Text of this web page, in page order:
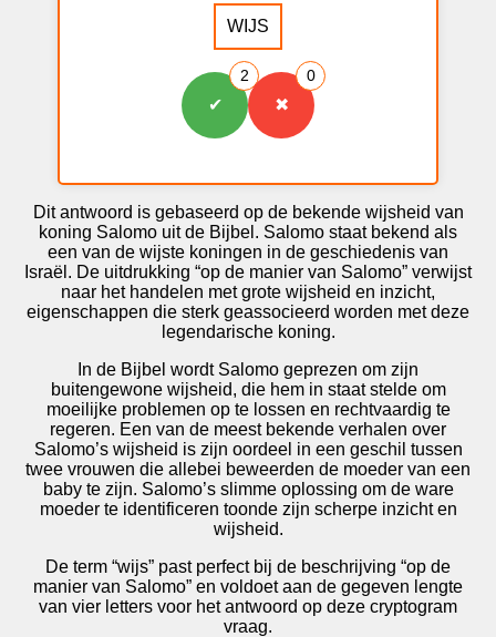
WIJS
2
✔
0
✖
Dit antwoord is gebaseerd op de bekende wijsheid van
koning Salomo uit de Bijbel. Salomo staat bekend als
een van de wijste koningen in de geschiedenis van
Israël . De uitdrukking “op de manier van Salomo” verwijst
naar het handelen met grote wijsheid en inzicht,
eigenschappen die sterk geassocieerd worden met deze
legendarische koning.
In de Bijbel wordt Salomo geprezen om zijn
buitengewone wijsheid, die hem in staat stelde om
moeilijke problemen op te lossen en rechtvaardig te
regeren. Een van de meest bekende verhalen over
Salomo’s wijsheid is zijn oordeel in een geschil tussen
twee vrouwen die allebei beweerden de moeder van een
baby te zijn. Salomo’s slimme oplossing om de ware
moeder te identificeren toonde zijn scherpe inzicht en
wijsheid.
De term “wijs” past perfect bij de beschrijving “op de
manier van Salomo” en voldoet aan de gegeven lengte
van vier letters voor het antwoord op deze cryptogram
vraag.